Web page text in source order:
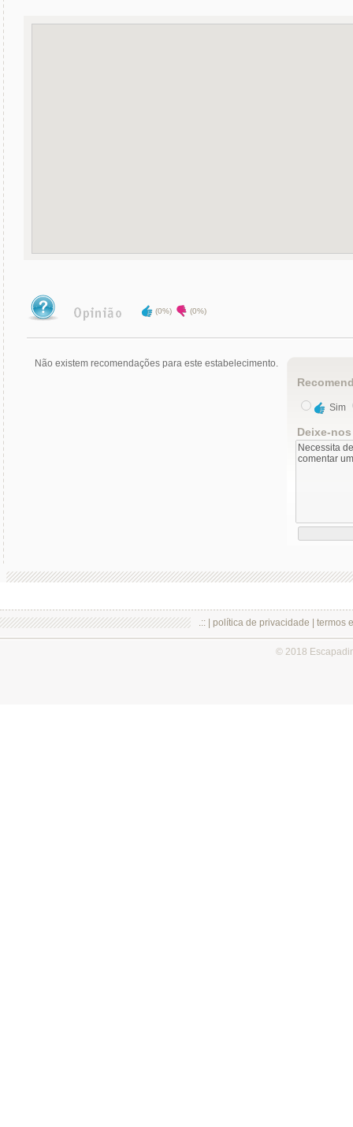
(0%) (0%)
Não existem recomendações para este estabelecimento.
Sim
Deixe-
.:: | política de privacidade termos
© 2018